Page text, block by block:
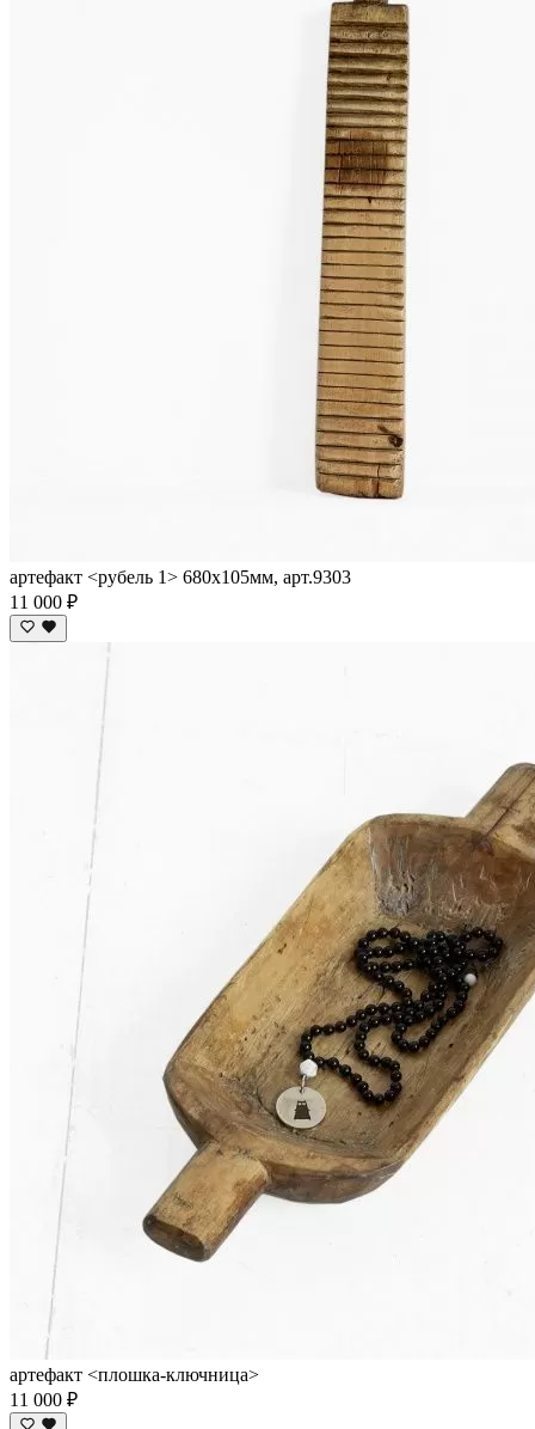
артефакт <рубель 1> 680х105мм, арт.9303
11 000 ₽
артефакт <плошка-ключница>
11 000 ₽